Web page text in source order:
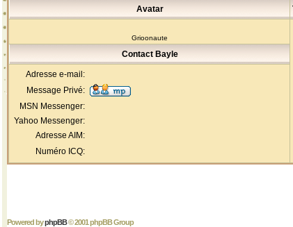
Avatar
Grioonaute
Contact Bayle
Adresse e-mail:
Message Privé:
MSN Messenger:
Yahoo Messenger:
Adresse AIM:
Numéro ICQ:
Powered byphpBB© 2001 phpBB Group